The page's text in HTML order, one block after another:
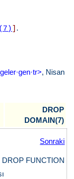
.
, Nisan
DROP
DOMAIN(7)
Sonraki
DROP FUNCTION